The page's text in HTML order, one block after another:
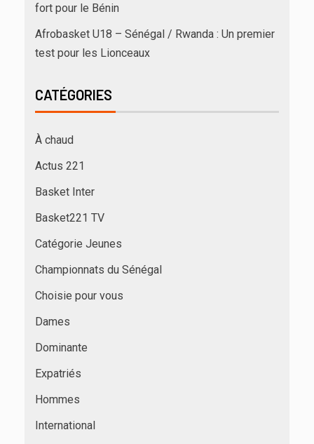
fort pour le Bénin
Afrobasket U18 – Sénégal / Rwanda : Un premier
test pour les Lionceaux
CATÉGORIES
À chaud
Actus 221
Basket Inter
Basket221 TV
Catégorie Jeunes
Championnats du Sénégal
Choisie pour vous
Dames
Dominante
Expatriés
Hommes
International